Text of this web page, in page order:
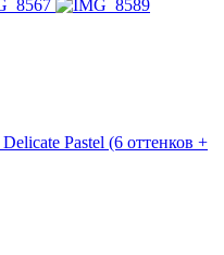
Pastel (6 оттенков +